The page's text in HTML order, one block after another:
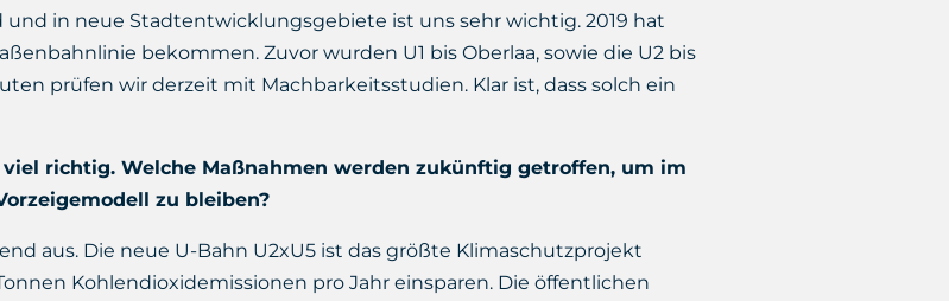
und in neue Stadtentwicklungsgebiete ist uns sehr wichtig. 2019 hat
bekommen. Zuvor wurden U1 bis Oberlaa, sowie die U2 bis
prüfen wir derzeit mit Machbarkeitsstudien. Klar ist, dass solch ein
richtig. Welche Maßnahmen werden zukünftig getroffen, um im
zu bleiben?
aus. Die neue U-Bahn U2xU5 ist das größte Klimaschutzprojekt
Kohlendioxidemissionen pro Jahr einsparen. Die öffentlichen